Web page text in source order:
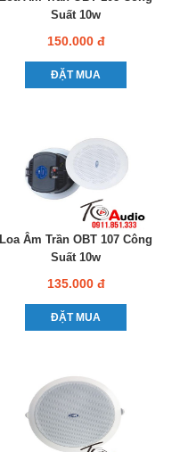
Suất 10w
150.000 đ
ĐẶT MUA
Loa Âm Trần OBT 107 Công
Suất 10w
135.000 đ
ĐẶT MUA